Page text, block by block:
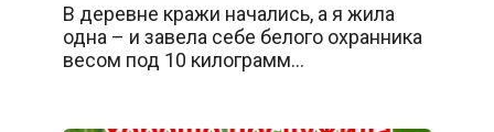
В деревне кражи начались, а я жила
одна – и завела себе белого охранника
весом под 10 килограмм…